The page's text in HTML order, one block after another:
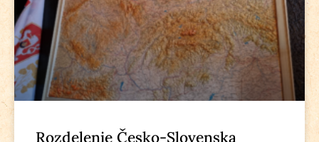
Rozdelenie Česko-Slovenska